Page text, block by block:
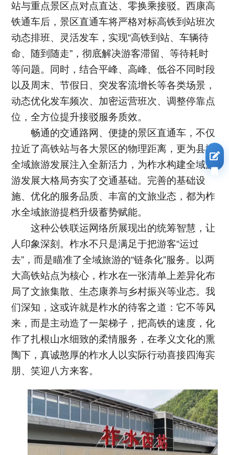
站与重点景区点对点直达、零换乘接驳。西康高
铁通车后，景区直通车将严格对标高铁到站班次
动态排班、灵活发车，实现“高铁到站、车辆待
命、随到随走”，彻底解决游客滞留、等待耗时
等问题。同时，结合平峰、高峰、低谷不同时段
以及周末、节假日、突发客流增长等各类场景，
动态优化发车频次、加密运营班次、调整停靠点
位，全方位提升接驳服务质效。
畅通的交通路网、便捷的景区直通车，不仅
拉近了高铁站与各大景区的物理距离，更为县域
全域旅游发展注入全新活力，为柞水构建全域旅
游发展大格局夯实了交通基础。完善的基础设
施、优化的服务品质、丰富的文旅业态，都为柞
水全域旅游提档升级蓄势赋能。
这种公铁联运网络所展现出的统筹智慧，让
人印象深刻。柞水不只是满足于把游客“运过
去”，而是瞄准了全域旅游的“链条化”服务。以两
大高铁站点为核心，柞水在一张清单上差异化布
局了文旅集散、生态康养与乡村振兴等业态。我
们深知，这或许就是柞水的待客之道：它不等风
来，而是主动造了一架梯子，把高铁的速度，化
作了扎根山水细致的柔情服务，在孝义文化的熏
陶下，真诚憨厚的柞水人以实际行动喜接四海宾
朋、笑迎八方来客。
我要报名